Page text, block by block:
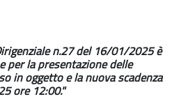
n.27 del 16/01/2025 è
la presentazione delle
in oggetto e la nuova scadenza
ore 12:00."